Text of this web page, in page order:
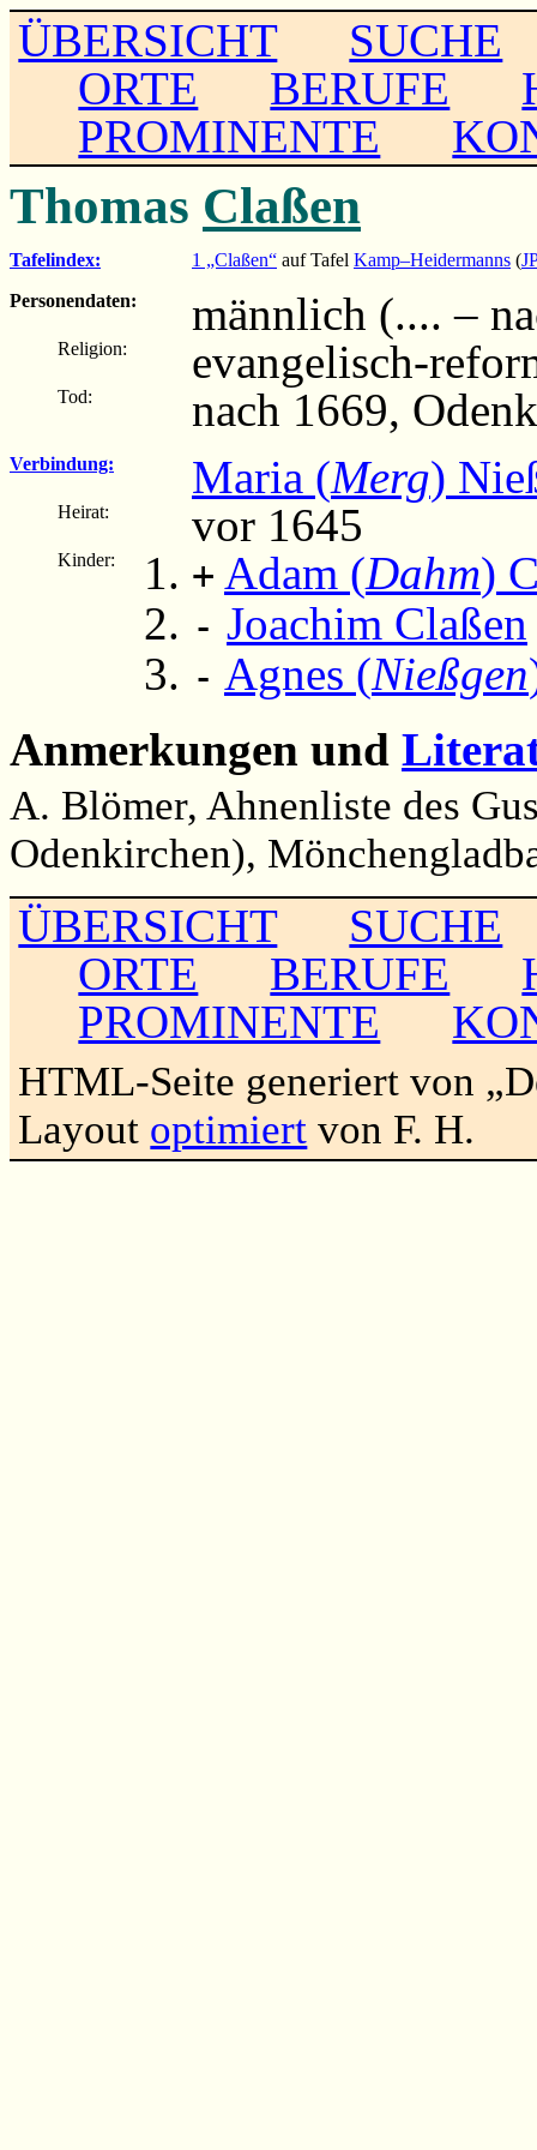
ÜBERSICHT
SUCHE
ORTE
BERUFE
PROMINENTE
Thomas Claßen
Tafelindex: 1 „Claßen“ auf Tafel Kamp–Heidermanns (
Personendaten:
männlich (.... –
Religion: evangelisch-
Tod: nach 1669,
Verbindung: Maria (Merg)
Heirat: vor 1645
Kinder: + Adam (Dahm)
- Joachim Claßen
- Agnes (Nießgen
Anmerkungen und
A. Blömer, Ahnenliste des
Odenkirchen),
ÜBERSICHT
SUCHE
ORTE
BERUFE
PROMINENTE
HTML-Seite generiert von
Layout optimiert von F. H.